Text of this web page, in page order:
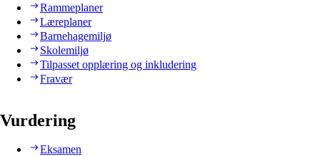
Rammeplaner
Læreplaner
Barnehagemiljø
Skolemiljø
Tilpasset opplæring og inkludering
Fravær
Vurdering
Eksamen